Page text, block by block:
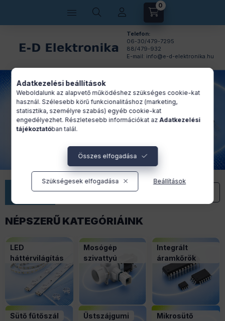
Kosárban lévő
0
Telefon:
06-30/479-7295
88/479-932
E-mail: info@e-d-elektronika.hu
Versenyképes árak
NÉPSZERŰ KATEGÓRIÁINK
LED
háttérvilágítás
Mosógép
szivattyú
Integrált
áramkőrök
Sütő fűtőszál Üstszájgumi
Mikrosütő
Adatkezelési beállítások
Weboldalunk az alapvető működéshez szükséges cookie-kat
használ. Szélesebb körű funkcionalitáshoz (marketing,
statisztika, személyre szabás) egyéb cookie-kat
engedélyezhet. Részletesebb információkat azAdatkezelési
tájékoztatóban talál.
Összes elfogadása
Szükségesek elfogadása Beállítások